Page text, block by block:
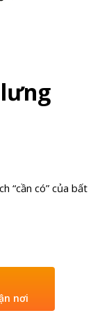
“cần có” của bất
nơi